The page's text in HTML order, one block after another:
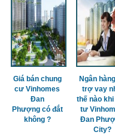
Giá bán chung
cư Vinhomes
Đan
Phượng có đắt
không ?
Ngân
trợ vay
thế nào khi
tư
Đan
City?